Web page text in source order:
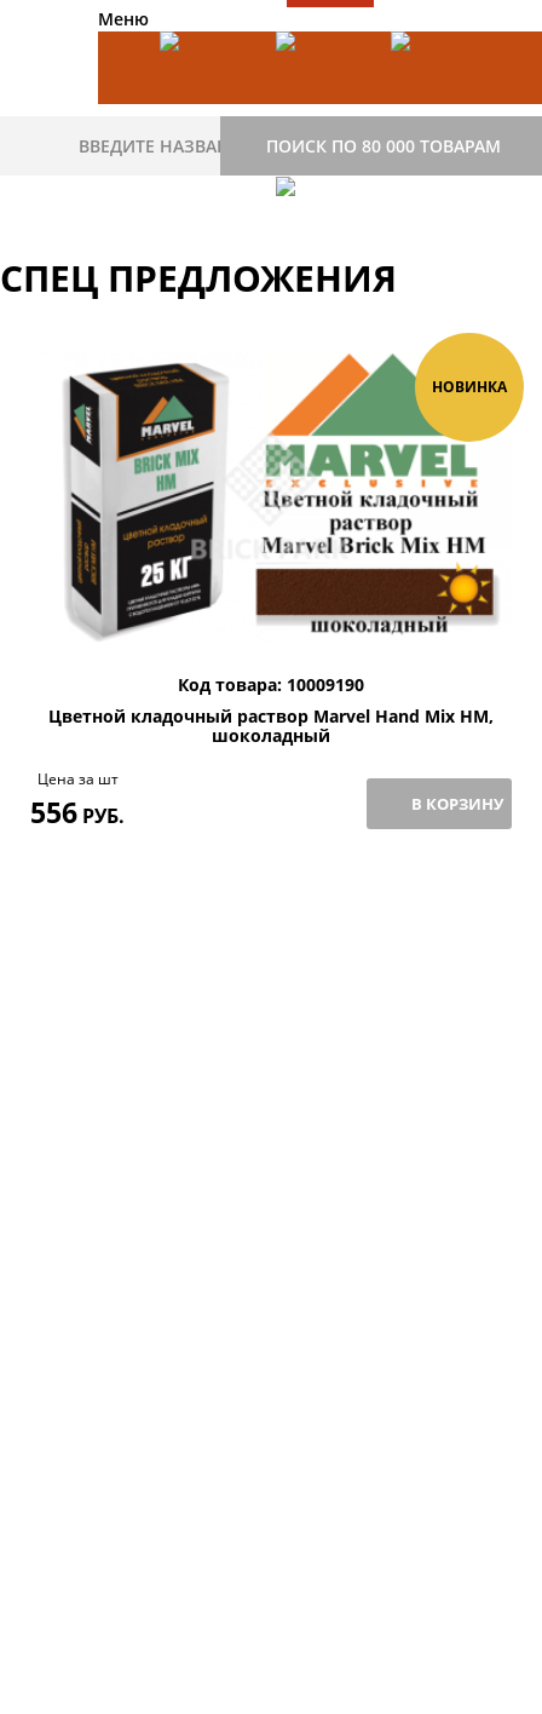
Меню
ПОИСК ПО 80 000 ТОВАРАМ
СПЕЦ ПРЕДЛОЖЕНИЯ
НОВИНКА
Код товара: 10009190
Цветной кладочный раствор Мarvel Hand Mix HM,
шоколадный
Цена за шт
556 РУБ. В КОРЗИНУ